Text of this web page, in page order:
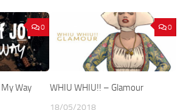
0
My Way
0
WHIU WHIU!! – Glamour
18/05/2018